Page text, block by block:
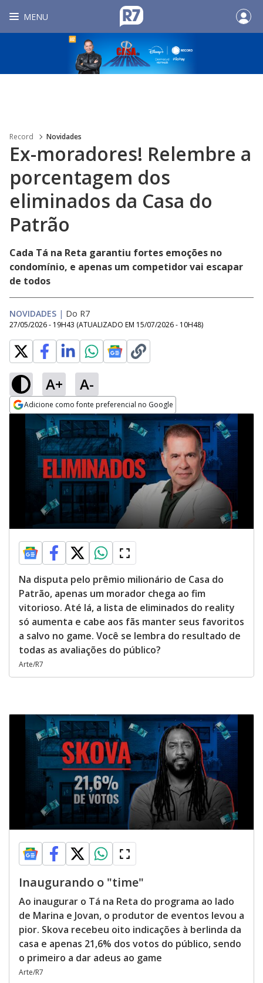
MENU
Record Novidades
Ex-moradores! Relembre a
porcentagem dos
eliminados da Casa do
Patrão
Cada Tá na Reta garantiu fortes emoções no
condomínio, e apenas um competidor vai escapar
de todos
NOVIDADES | Do R7
27/05/2026 - 19H43 (ATUALIZADO EM 15/07/2026 - 10H48)
A+ A-
Adicione como fonte preferencial no Google
Opens in new window
Na disputa pelo prêmio milionário de Casa do
Patrão, apenas um morador chega ao fim
vitorioso. Até lá, a lista de eliminados do reality
só aumenta e cabe aos fãs manter seus favoritos
a salvo no game. Você se lembra do resultado de
todas as avaliações do público?
Arte/R7
Inaugurando o "time"
Ao inaugurar o Tá na Reta do programa ao lado
de Marina e Jovan, o produtor de eventos levou a
pior. Skova recebeu oito indicações à berlinda da
casa e apenas 21,6% dos votos do público, sendo
o primeiro a dar adeus ao game
Arte/R7